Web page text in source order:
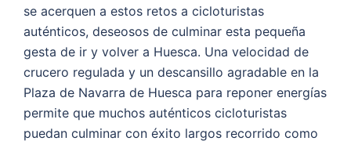
se acerquen a estos retos a cicloturistas
auténticos, deseosos de culminar esta pequeña
gesta de ir y volver a Huesca. Una velocidad de
crucero regulada y un descansillo agradable en la
Plaza de Navarra de Huesca para reponer energías
permite que muchos auténticos cicloturistas
puedan culminar con éxito largos recorrido como